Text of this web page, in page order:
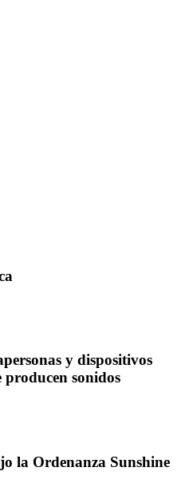
y dispositivos
producen sonidos
la Ordenanza Sunshine